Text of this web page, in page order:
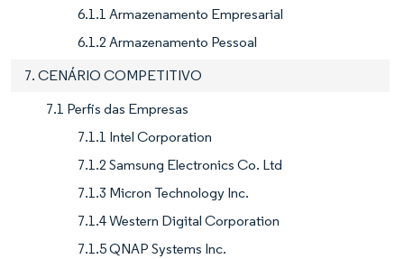
6.1.1 Armazenamento Empresarial
6.1.2 Armazenamento Pessoal
7. CENÁRIO COMPETITIVO
7.1 Perfis das Empresas
7.1.1 Intel Corporation
7.1.2 Samsung Electronics Co. Ltd
7.1.3 Micron Technology Inc.
7.1.4 Western Digital Corporation
7.1.5 QNAP Systems Inc.